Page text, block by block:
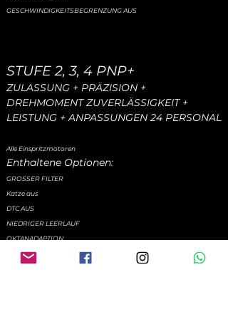
GESCHWINDIGKEITSBEGRENZUNG AUS
STUFE 2, 3, 4 PNP+
ZULASSUNG + PRÄZISION +
DREHMOMENT ZUVERLÄSSIGKEIT +
LEISTUNG + ANPASSUNGEN 24 PERSONAL
Alle Einspritzmotoren
Enthaltene Optionen:
GROSSER FILTER
Katze aus
DTC AUS
NIEDRIGER LEERLAUF
OKTANADAPTION
KURZER AUSPUFF